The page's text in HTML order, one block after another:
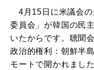
4月15日に米議会の
委員会」が韓国の民
いたからです。聴聞
政治的権利：朝鮮半
モートで開かれました